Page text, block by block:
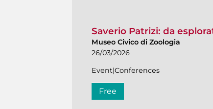
Saverio Patrizi: da
Museo Civico di Zoologia
26/03/2026
Event|Conferences
Free